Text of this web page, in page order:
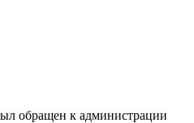
обращен к администрации